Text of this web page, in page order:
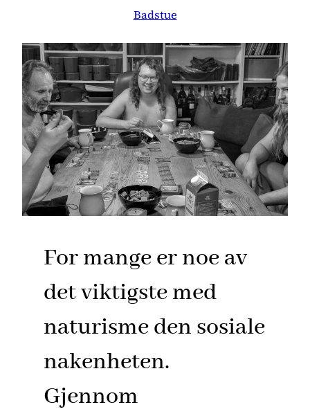
Badstue
For mange er noe av
det viktigste med
naturisme den sosiale
nakenheten.
Gjennom